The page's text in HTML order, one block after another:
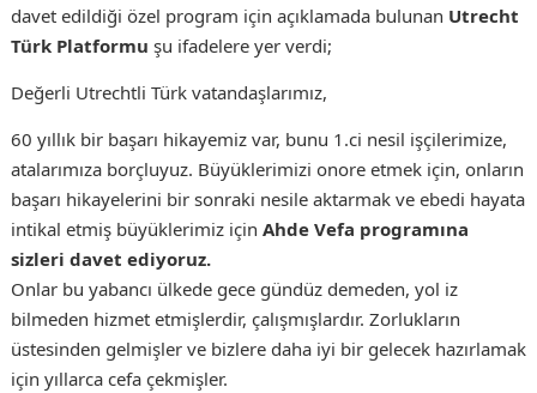
davet edildiği özel program için açıklamada bulunan Utrecht
Türk Platformu şu ifadelere yer verdi;
Değerli Utrechtli Türk vatandaşlarımız,
60 yıllık bir başarı hikayemiz var, bunu 1.ci nesil işçilerimize,
atalarımıza borçluyuz. Büyüklerimizi onore etmek için, onların
başarı hikayelerini bir sonraki nesile aktarmak ve ebedi hayata
intikal etmiş büyüklerimiz için Ahde Vefa programına
sizleri davet ediyoruz.
Onlar bu yabancı ülkede gece gündüz demeden, yol iz
bilmeden hizmet etmişlerdir, çalışmışlardır. Zorlukların
üstesinden gelmişler ve bizlere daha iyi bir gelecek hazırlamak
için yıllarca cefa çekmişler.